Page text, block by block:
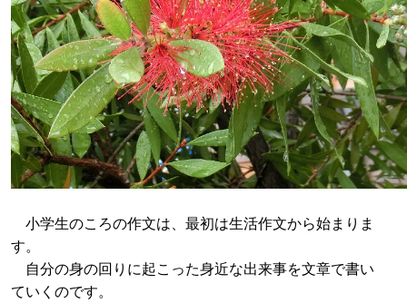
小学生のころの作文は、最初は生活作文から始まりま
す。
自分の身の回りに起こった身近な出来事を文章で書い
ていくのです。